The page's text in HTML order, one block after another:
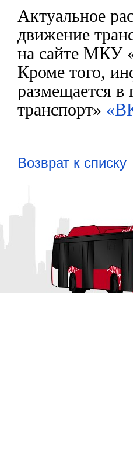
Актуальное
движение
на сайте МКУ
Кроме того,
размещается
транспорт»
Возврат к списку